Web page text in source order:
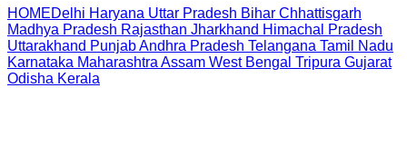
HOMEDelhi Haryana Uttar Pradesh Bihar Chhattisgarh
Madhya Pradesh Rajasthan Jharkhand Himachal Pradesh
Uttarakhand PunjabAndhra Pradesh Telangana Tamil Nadu
Karnataka Maharashtra Assam West Bengal Tripura Gujarat
Odisha Kerala